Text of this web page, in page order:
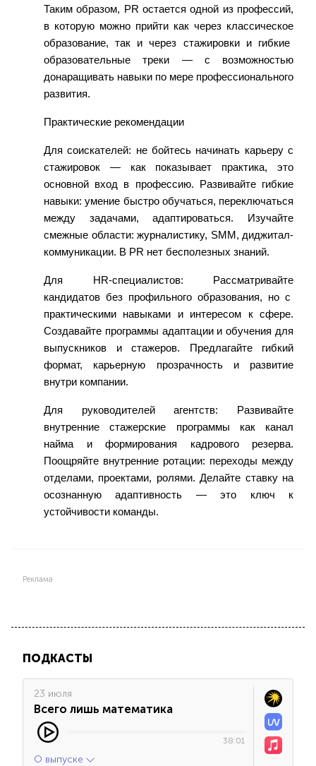
Таким образом, PR остается одной из профессий,
в которую можно прийти как через классическое
образование, так и через стажировки и гибкие
образовательные треки — с возможностью
донаращивать навыки по мере профессионального
развития.
Практические рекомендации
Для соискателей: не бойтесь начинать карьеру с
стажировок — как показывает практика, это
основной вход в профессию. Развивайте гибкие
навыки: умение быстро обучаться, переключаться
между задачами, адаптироваться. Изучайте
смежные области: журналистику, SMM, диджитал-
коммуникации. В PR нет бесполезных знаний.
Для HR-специалистов:
Рассматривайте
кандидатов без профильного образования, но с
практическими навыками и интересом к сфере.
Создавайте программы адаптации и обучения для
выпускников и стажеров. Предлагайте гибкий
формат, карьерную прозрачность и развитие
внутри компании.
Для руководителейагентств:
Развивайте
внутренние стажерские программы как канал
найма и формирования кадрового резерва.
Поощряйте внутренние ротации: переходы между
отделами, проектами, ролями. Делайте ставку на
осознанную адаптивность — это ключ к
устойчивости команды.
Реклама
ПОДКАСТЫ
23 июля
Всего лишь математика
38:01
О выпуске